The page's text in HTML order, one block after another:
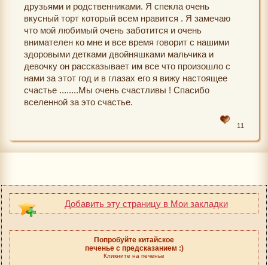
друзьями и родственниками. Я спекла очень
вкусный торт который всем нравится . Я замечаю
что мой любимый очень заботится и очень
внимателен ко мне и все время говорит с нашими
здоровыми детками двойняшками мальчика и
девочку он рассказывает им все что произошло с
нами за этот год и в глазах его я вижу настоящее
счастье ........Мы очень счастливы ! Спасибо
вселенной за это счастье.
11
Добавить эту страницу в Мои закладки
Попробуйте китайское
печенье с предсказанием :)
Кликните на печенье